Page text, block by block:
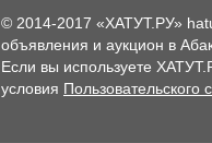
© 2014-2017 «ХАТУТ.РУ»
объявления и аукцион в
Если вы используете
условия Пользовательского